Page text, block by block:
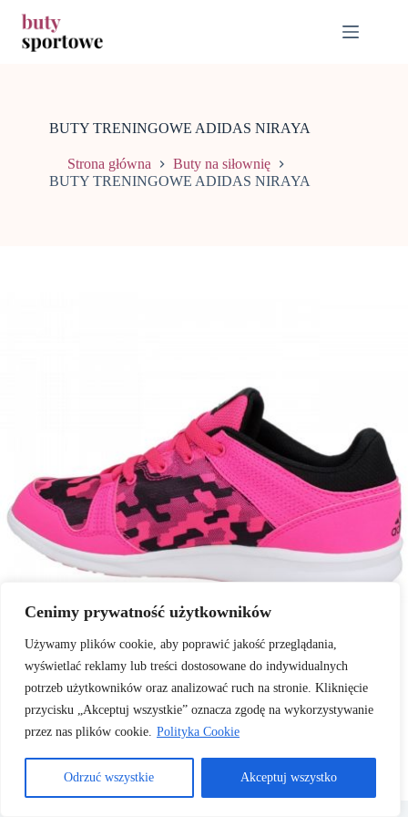
Cenimy prywatność użytkowników
Używamy plików cookie, aby poprawić jakość przeglądania,
wyświetlać reklamy lub treści dostosowane do indywidualnych
potrzeb użytkowników oraz analizować ruch na stronie. Kliknięcie
przycisku „Akceptuj wszystkie” oznacza zgodę na wykorzystywanie
przez nas plików cookie. Polityka Cookie
Odrzuć wszystkie Akceptuj wszystko
treści
BUTY TRENINGOWE ADIDAS NIRAYA
Strona główna
Buty na siłownię
BUTY TRENINGOWE ADIDAS NIRAYA